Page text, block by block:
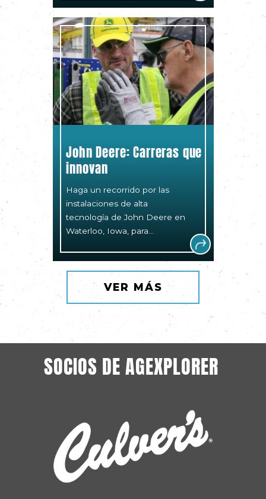
John Deere: Carreras que
innovan
Haga un recorrido por las
instalaciones de alta
tecnología de John Deere en
Waterloo, Iowa, para...
VER MÁS
SOCIOS DE AGEXPLORER